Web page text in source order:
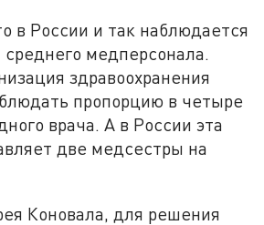
в России и так наблюдается
среднего медперсонала.
здравоохранения
пропорцию в четыре
врача. А в России эта
две медсестры на
Коновала, для решения